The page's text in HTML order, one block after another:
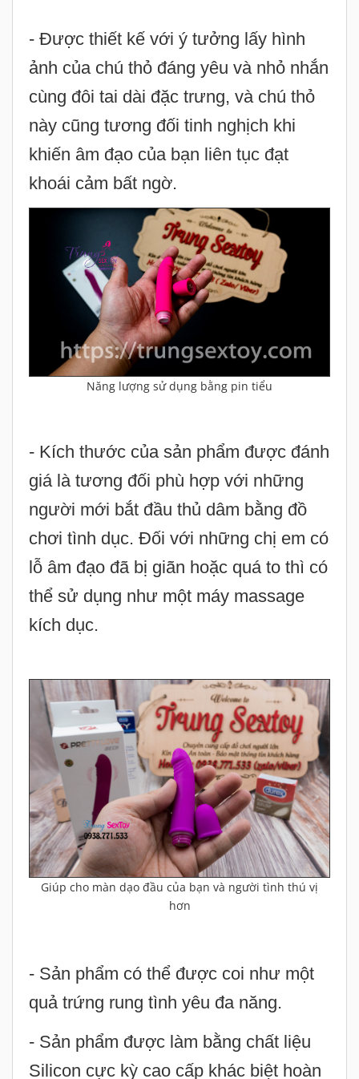
này cũng tương đối tinh nghịch khi
khiến âm đạo của bạn liên tục đạt
khoái cảm bất ngờ.
Năng lượng sử dụng bằng pin tiểu
- Kích thước của sản phẩm được đánh
giá là tương đối phù hợp với những
chơi tình dục. Đối với những chị em có
lỗ âm đạo đã bị giãn hoặc quá to thì có
thể sử dụng như một máy massage
kích dục.
Giúp cho màn dạo đầu của bạn và người tình thú vị
hơn
- Sản phẩm có thể được coi như một
Silicon cực kỳ cao cấp khác biệt hoàn
toàn với Silicon thông thường. Bởi
điểm này mà bề mặt sản phẩm trông
siêu mềm và siêu mịn. Đảm bảo không